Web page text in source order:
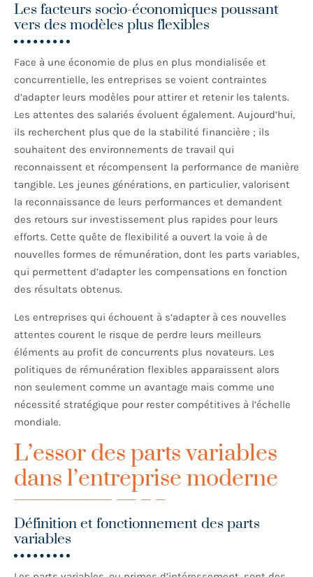
Les facteurs socio-économiques poussant
vers des modèles plus flexibles
Face à une économie de plus en plus mondialisée et
concurrentielle, les entreprises se voient contraintes
d’adapter leurs modèles pour attirer et retenir les talents.
Les attentes des salariés évoluent également. Aujourd’hui,
ils recherchent plus que de la stabilité financière ; ils
souhaitent des environnements de travail qui
reconnaissent et récompensent la performance de manière
tangible. Les jeunes générations, en particulier, valorisent
la reconnaissance de leurs performances et demandent
des retours sur investissement plus rapides pour leurs
efforts. Cette quête de flexibilité a ouvert la voie à de
nouvelles formes de rémunération, dont les parts variables,
qui permettent d’adapter les compensations en fonction
des résultats obtenus.
Les entreprises qui échouent à s’adapter à ces nouvelles
attentes courent le risque de perdre leurs meilleurs
éléments au profit de concurrents plus novateurs. Les
politiques de rémunération flexibles apparaissent alors
non seulement comme un avantage mais comme une
nécessité stratégique pour rester compétitives à l’échelle
mondiale.
L’essor des parts variables
dans l’entreprise moderne
Définition et fonctionnement des parts
variables